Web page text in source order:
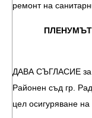
ремонт на
ДАВА СЪГЛАСИЕ за
Районен съд гр.
цел осигуряване